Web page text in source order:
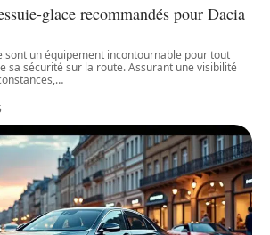
glace recommandés pour Dacia
sont un équipement incontournable pour tout
sa sécurité sur la route. Assurant une visibilité
…